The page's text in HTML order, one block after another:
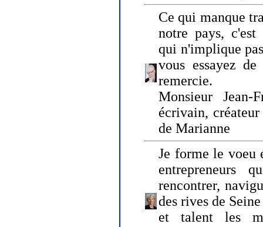
Ce qui manque
notre pays,
qui n'implique
vous essayez
remercie.
Monsieur Jean-
écrivain,
de Marianne
Je forme le voeu
entrepreneurs
rencontrer,
des rives de
et talent les